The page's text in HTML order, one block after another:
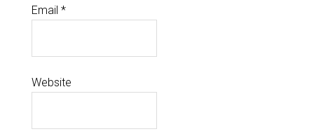
Email *
Website